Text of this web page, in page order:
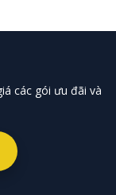
các gói ưu đãi và